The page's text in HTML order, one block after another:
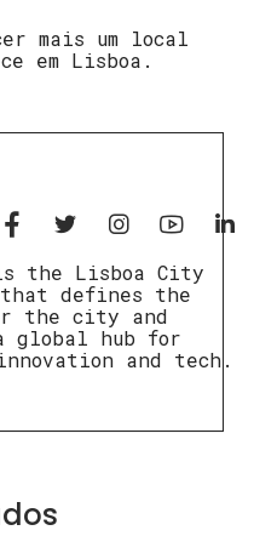
mais um local
em Lisboa.
the Lisboa City
defines the
the city and
global hub for
and tech.